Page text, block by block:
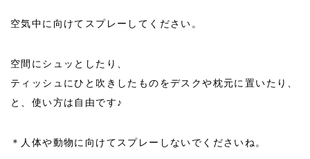
空気中に向けてスプレーしてください。
空間にシュッとしたり、
ティッシュにひと吹きしたものをデスクや枕元に置いたり、
と、使い方は自由です♪
＊人体や動物に向けてスプレーしないでくださいね。